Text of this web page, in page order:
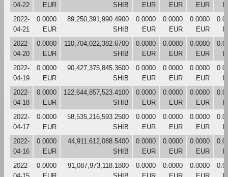
04-22
EUR
SHIB
EUR
EUR
EUR
2022-
04-21
0.0000
EUR
89,250,391,990.4900
SHIB
0.0000
EUR
0.0000
EUR
0.0000
EUR
2022-
04-20
0.0000
EUR
110,704,022,382.6700
SHIB
0.0000
EUR
0.0000
EUR
0.0000
EUR
2022-
04-19
0.0000
EUR
90,427,375,845.3600
SHIB
0.0000
EUR
0.0000
EUR
0.0000
EUR
2022-
04-18
0.0000
EUR
122,644,857,523.4100
SHIB
0.0000
EUR
0.0000
EUR
0.0000
EUR
2022-
04-17
0.0000
EUR
58,535,216,593.2500
SHIB
0.0000
EUR
0.0000
EUR
0.0000
EUR
2022-
04-16
0.0000
EUR
44,911,612,088.5400
SHIB
0.0000
EUR
0.0000
EUR
0.0000
EUR
2022-
0.0000
91,087,973,118.1800
0.0000
0.0000
0.0000